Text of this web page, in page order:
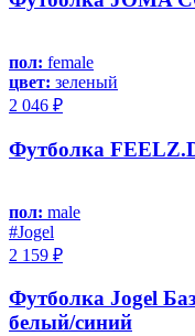
пол: female
цвет: зеленый
2 046 ₽
Футболка
пол: male
#Jоgel
2 159 ₽
Футболка Jogel
белый/синий